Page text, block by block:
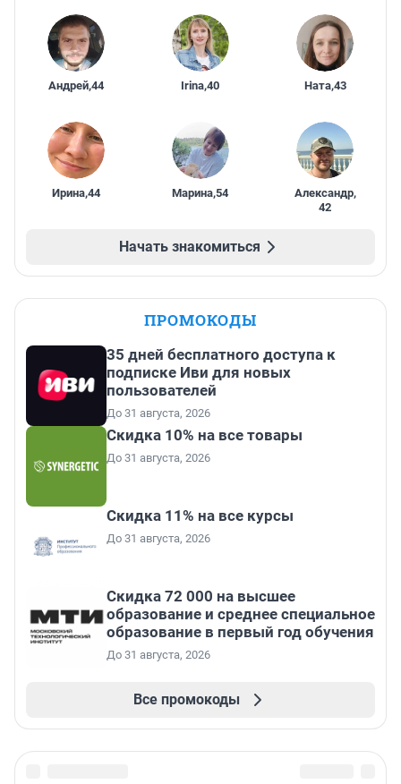
Андрей,44 Irina,40 Ната,43
Ирина,44 Марина,54 Александр,
42
Начать знакомиться
ПРОМОКОДЫ
35 дней бесплатного доступа к
подписке Иви для новых
пользователей
До 31 августа, 2026
Скидка 10% на все товары
До 31 августа, 2026
Скидка 11% на все курсы
До 31 августа, 2026
Скидка 72 000 на высшее
образование и среднее специальное
образование в первый год обучения
До 31 августа, 2026
Все промокоды